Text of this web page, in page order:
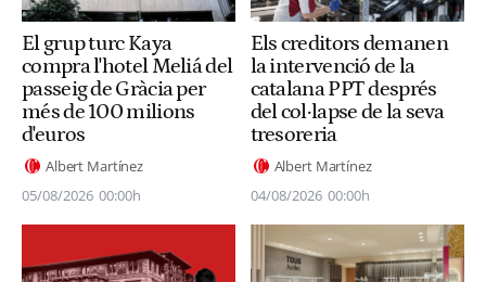
El grup turc Kaya
compra l'hotel Meliá del
passeig de Gràcia per
més de 100 milions
d'euros
Albert Martínez
05/08/2026 00:00h
Els creditors demanen
la intervenció de la
catalana PPT després
del col·lapse de la seva
tresoreria
Albert Martínez
04/08/2026 00:00h